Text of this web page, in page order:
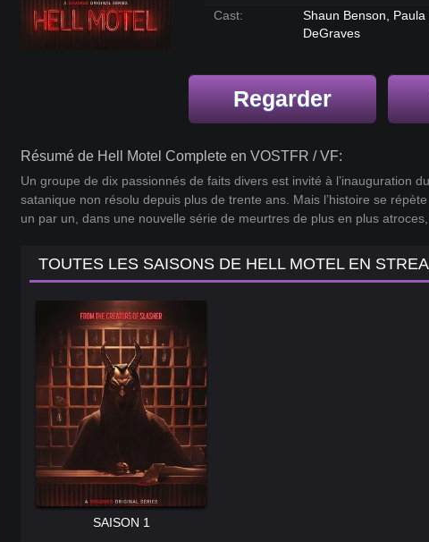
Cast:
Shaun Benson,
DeGraves
Regarder
Résumé de Hell Motel Complete en VOSTFR / VF:
Un groupe de dix passionnés de faits divers est invité à l’inauguration
satanique non résolu depuis plus de trente ans. Mais l’histoire se
un par un, dans une nouvelle série de meurtres de plus en plus
TOUTES LES SAISONS DE HELL MOTEL EN
SAISON 1